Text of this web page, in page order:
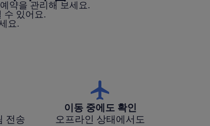
약을 관리해 보세요.
수 있어요.
요.
전송
이동 중에도 확인
오프라인 상태에서도